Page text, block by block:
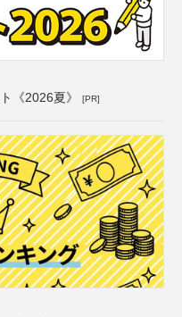
《2026夏》 [PR]